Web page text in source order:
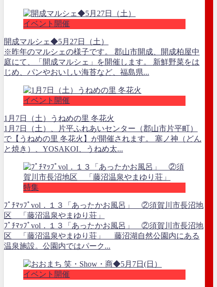
イベント開催
開成マルシェ◆5月27日（土）
※昨年のマルシェの様子です。 郡山市開成、開成柏屋中
庭にて、「開成マルシェ」を開催します。 新鮮野菜をは
じめ、パンやおいしい海苔など、福島県...
イベント開催
1月7日（土）うねめの里 冬花火
1月7日（土）、片平ふれあいセンター（郡山市片平町）
で【うねめの里 冬花火】が開催されます。 塞ノ神（どん
と焼き）、YOSAKOI、うねめ太...
特集
ﾌﾟﾁﾏｯﾌﾟvol．１３「あったかお風呂」 ②須賀川市長沼地
区 「藤沼温泉やまゆり荘」
ﾌﾟﾁﾏｯﾌﾟvol．１３「あったかお風呂」 ②須賀川市長沼地
区 「藤沼温泉やまゆり荘」 藤沼湖自然公園内にある
温泉施設。公園内ではパーク...
イベント開催